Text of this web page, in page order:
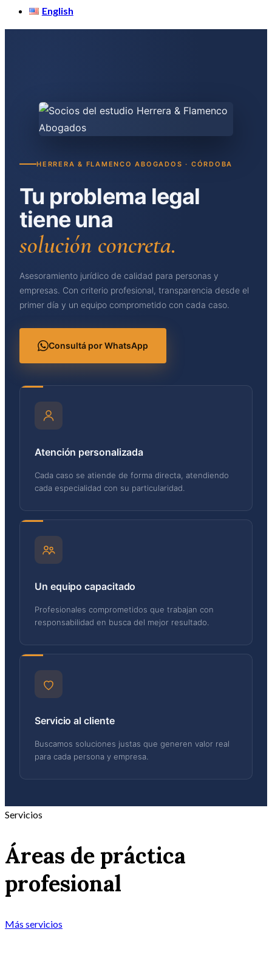
English
HERRERA & FLAMENCO ABOGADOS · CÓRDOBA
Tu problema legal
tiene una
solución concreta.
Asesoramiento jurídico de calidad para personas y
empresas. Con criterio profesional, transparencia desde el
primer día y un equipo comprometido con cada caso.
Consultá por WhatsApp
Atención personalizada
Cada caso se atiende de forma directa, atendiendo
cada especialidad con su particularidad.
Un equipo capacitado
Profesionales comprometidos que trabajan con
responsabilidad en busca del mejor resultado.
Servicio al cliente
Buscamos soluciones justas que generen valor real
para cada persona y empresa.
Servicios
Áreas de práctica
profesional
Más servicios